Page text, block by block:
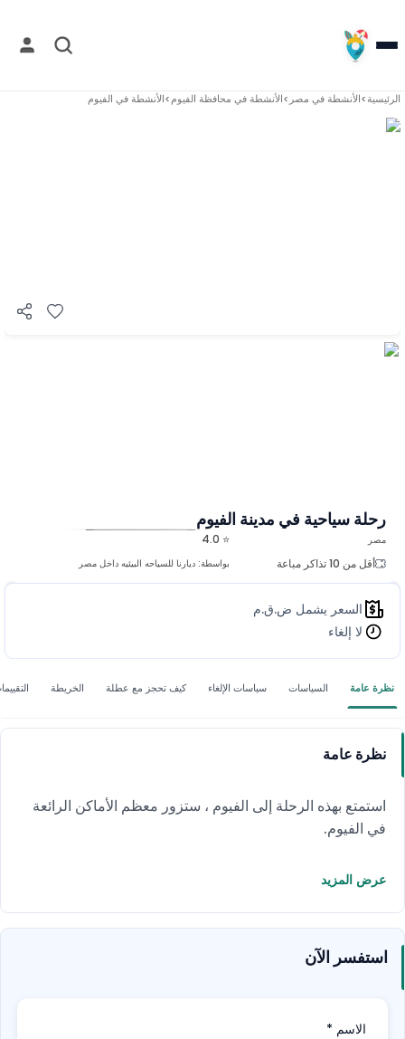
الرئيسية>الأنشطة في مصر >الأنشطة في محافظة الفيوم>الأنشطة في الفيوم
رحلة سياحية في مدينة الفيوم
⭐ 4.0
أقل من 10 تذاكر مباعة
بواسطة: ديارنا للسياحه البيئيه داخل مصر
مصر
السعر يشمل ض.ق.م
لا إلغاء
نظرة عامة السياسات سياسات الإلغاء كيف تحجز مع عطلة الخريطة
نظرة عامة
استمتع بهذه الرحلة إلى الفيوم ، ستزور معظم الأماكن الرائعة
في الفيوم.
عرض المزيد
استفسر الآن
الاسم *